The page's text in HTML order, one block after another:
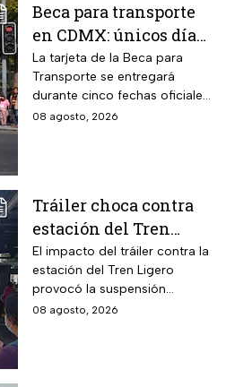
Beca para transporte
en CDMX: únicos días
para recoger la tarjeta
si te atrasaste
La tarjeta de la Beca para
Transporte se entregará
durante cinco fechas oficiales
en la CDMX; estos son los
08 agosto, 2026
Tráiler choca contra
estación del Tren
Ligero en CDMX
El impacto del tráiler contra la
estación del Tren Ligero
provocó la suspensión
momentánea del servicio
08 agosto, 2026